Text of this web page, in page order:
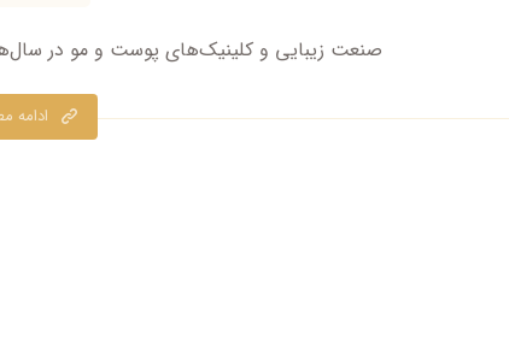
صنعت زیبایی و کلینیک‌های پوست و مو در
ادامه